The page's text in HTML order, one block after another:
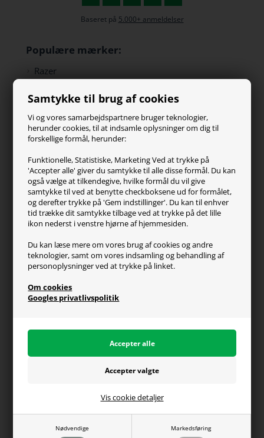
Samtykke til brug af cookies
Vi og vores samarbejdspartnere bruger teknologier,
herunder cookies, til at indsamle oplysninger om dig til
forskellige formål, herunder:
Funktionelle, Statistiske, Marketing Ved at trykke på
'Accepter alle' giver du samtykke til alle disse formål. Du kan
også vælge at tilkendegive, hvilke formål du vil give
samtykke til ved at benytte checkboksene ud for formålet,
og derefter trykke på 'Gem indstillinger'. Du kan til enhver
tid trække dit samtykke tilbage ved at trykke på det lille
ikon nederst i venstre hjørne af hjemmesiden.
Du kan læse mere om vores brug af cookies og andre
teknologier, samt om vores indsamling og behandling af
personoplysninger ved at trykke på linket.
Om cookies
Googles privatlivspolitik
Nødvendige Markedsføring
Vis cookie detaljer
Baseret på 5.000+ anmeldelser
Populære mærker:
Razer
SteelSeries
ZOWIE
Turtle Beach
Kundeservice
Kontakt os
FAQ
Handelsvilkår
Reklamation
Generel info
Om os
Fragt og levering
Du kan altid ringe til os på telefon 98374333